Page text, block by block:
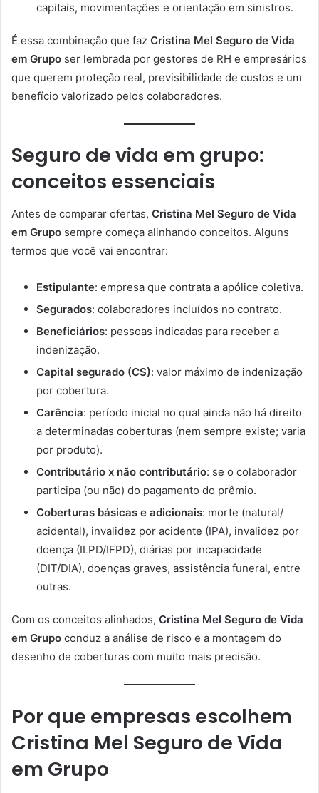
capitais, movimentações e orientação em sinistros.
É essa combinação que faz Cristina Mel Seguro de Vida
em Grupo ser lembrada por gestores de RH e empresários
que querem proteção real, previsibilidade de custos e um
benefício valorizado pelos colaboradores.
Seguro de vida em grupo:
conceitos essenciais
Antes de comparar ofertas, Cristina Mel Seguro de Vida
em Grupo sempre começa alinhando conceitos. Alguns
termos que você vai encontrar:
Estipulante: empresa que contrata a apólice coletiva.
Segurados: colaboradores incluídos no contrato.
Beneficiários: pessoas indicadas para receber a
indenização.
Capital segurado (CS): valor máximo de indenização
por cobertura.
Carência: período inicial no qual ainda não há direito
a determinadas coberturas (nem sempre existe; varia
por produto).
Contributário x não contributário: se o colaborador
participa (ou não) do pagamento do prêmio.
Coberturas básicas e adicionais: morte (natural/
acidental), invalidez por acidente (IPA), invalidez por
doença (ILPD/IFPD), diárias por incapacidade
(DIT/DIA), doenças graves, assistência funeral, entre
outras.
Com os conceitos alinhados, Cristina Mel Seguro de Vida
em Grupo conduz a análise de risco e a montagem do
desenho de coberturas com muito mais precisão.
Por que empresas escolhem
Cristina Mel Seguro de Vida
em Grupo